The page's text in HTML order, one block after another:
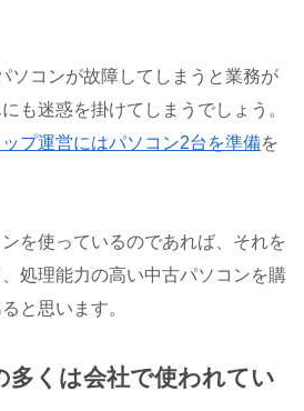
ソコンが故障してしまうと業務が
も迷惑を掛けてしまうでしょう。
プ運営にはパソコン2台を準備を
を使っているのであれば、それを
処理能力の高い中古パソコンを購
と思います。
多くは会社で使われてい